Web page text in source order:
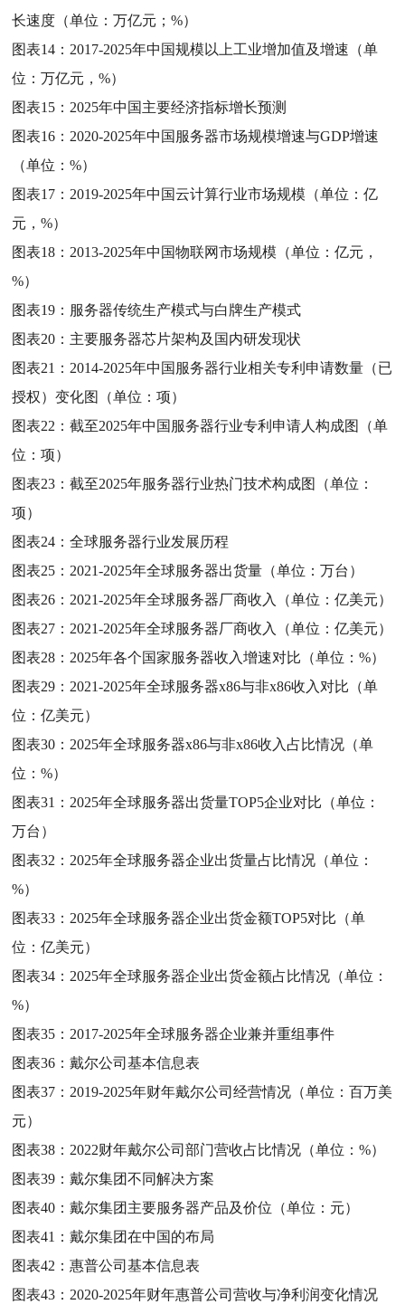
长速度（单位：万亿元；%）
图表14： 2017-2025年中国规模以上工业增加值及增速（单
位：万亿元，%）
图表15： 2025年中国主要经济指标增长预测
图表16： 2020-2025年中国服务器市场规模增速与GDP增速
（单位：%）
图表17： 2019-2025年中国云计算行业市场规模（单位：亿
元，%）
图表18： 2013-2025年中国物联网市场规模（单位：亿元，
%）
图表19： 服务器传统生产模式与白牌生产模式
图表20： 主要服务器芯片架构及国内研发现状
图表21： 2014-2025年中国服务器行业相关专利申请数量（已
授权）变化图（单位：项）
图表22：截至2025年中国服务器行业专利申请人构成图（单
位：项）
图表23：截至2025年服务器行业热门技术构成图（单位：
项）
图表24：全球服务器行业发展历程
图表25： 2021-2025年全球服务器出货量（单位：万台）
图表26： 2021-2025年全球服务器厂商收入（单位：亿美元）
图表27： 2021-2025年全球服务器厂商收入（单位：亿美元）
图表28： 2025年各个国家服务器收入增速对比（单位：%）
图表29： 2021-2025年全球服务器x86与非x86收入对比（单
位：亿美元）
图表30： 2025年全球服务器x86与非x86收入占比情况（单
位：%）
图表31： 2025年全球服务器出货量TOP5企业对比（单位：
万台）
图表32： 2025年全球服务器企业出货量占比情况（单位：
%）
图表33： 2025年全球服务器企业出货金额TOP5对比（单
位：亿美元）
图表34： 2025年全球服务器企业出货金额占比情况（单位：
%）
图表35： 2017-2025年全球服务器企业兼并重组事件
图表36：戴尔公司基本信息表
图表37： 2019-2025年财年戴尔公司经营情况（单位：百万美
元）
图表38： 2022财年戴尔公司部门营收占比情况（单位：%）
图表39：戴尔集团不同解决方案
图表40：戴尔集团主要服务器产品及价位（单位：元）
图表41：戴尔集团在中国的布局
图表42：惠普公司基本信息表
图表43： 2020-2025年财年惠普公司营收与净利润变化情况